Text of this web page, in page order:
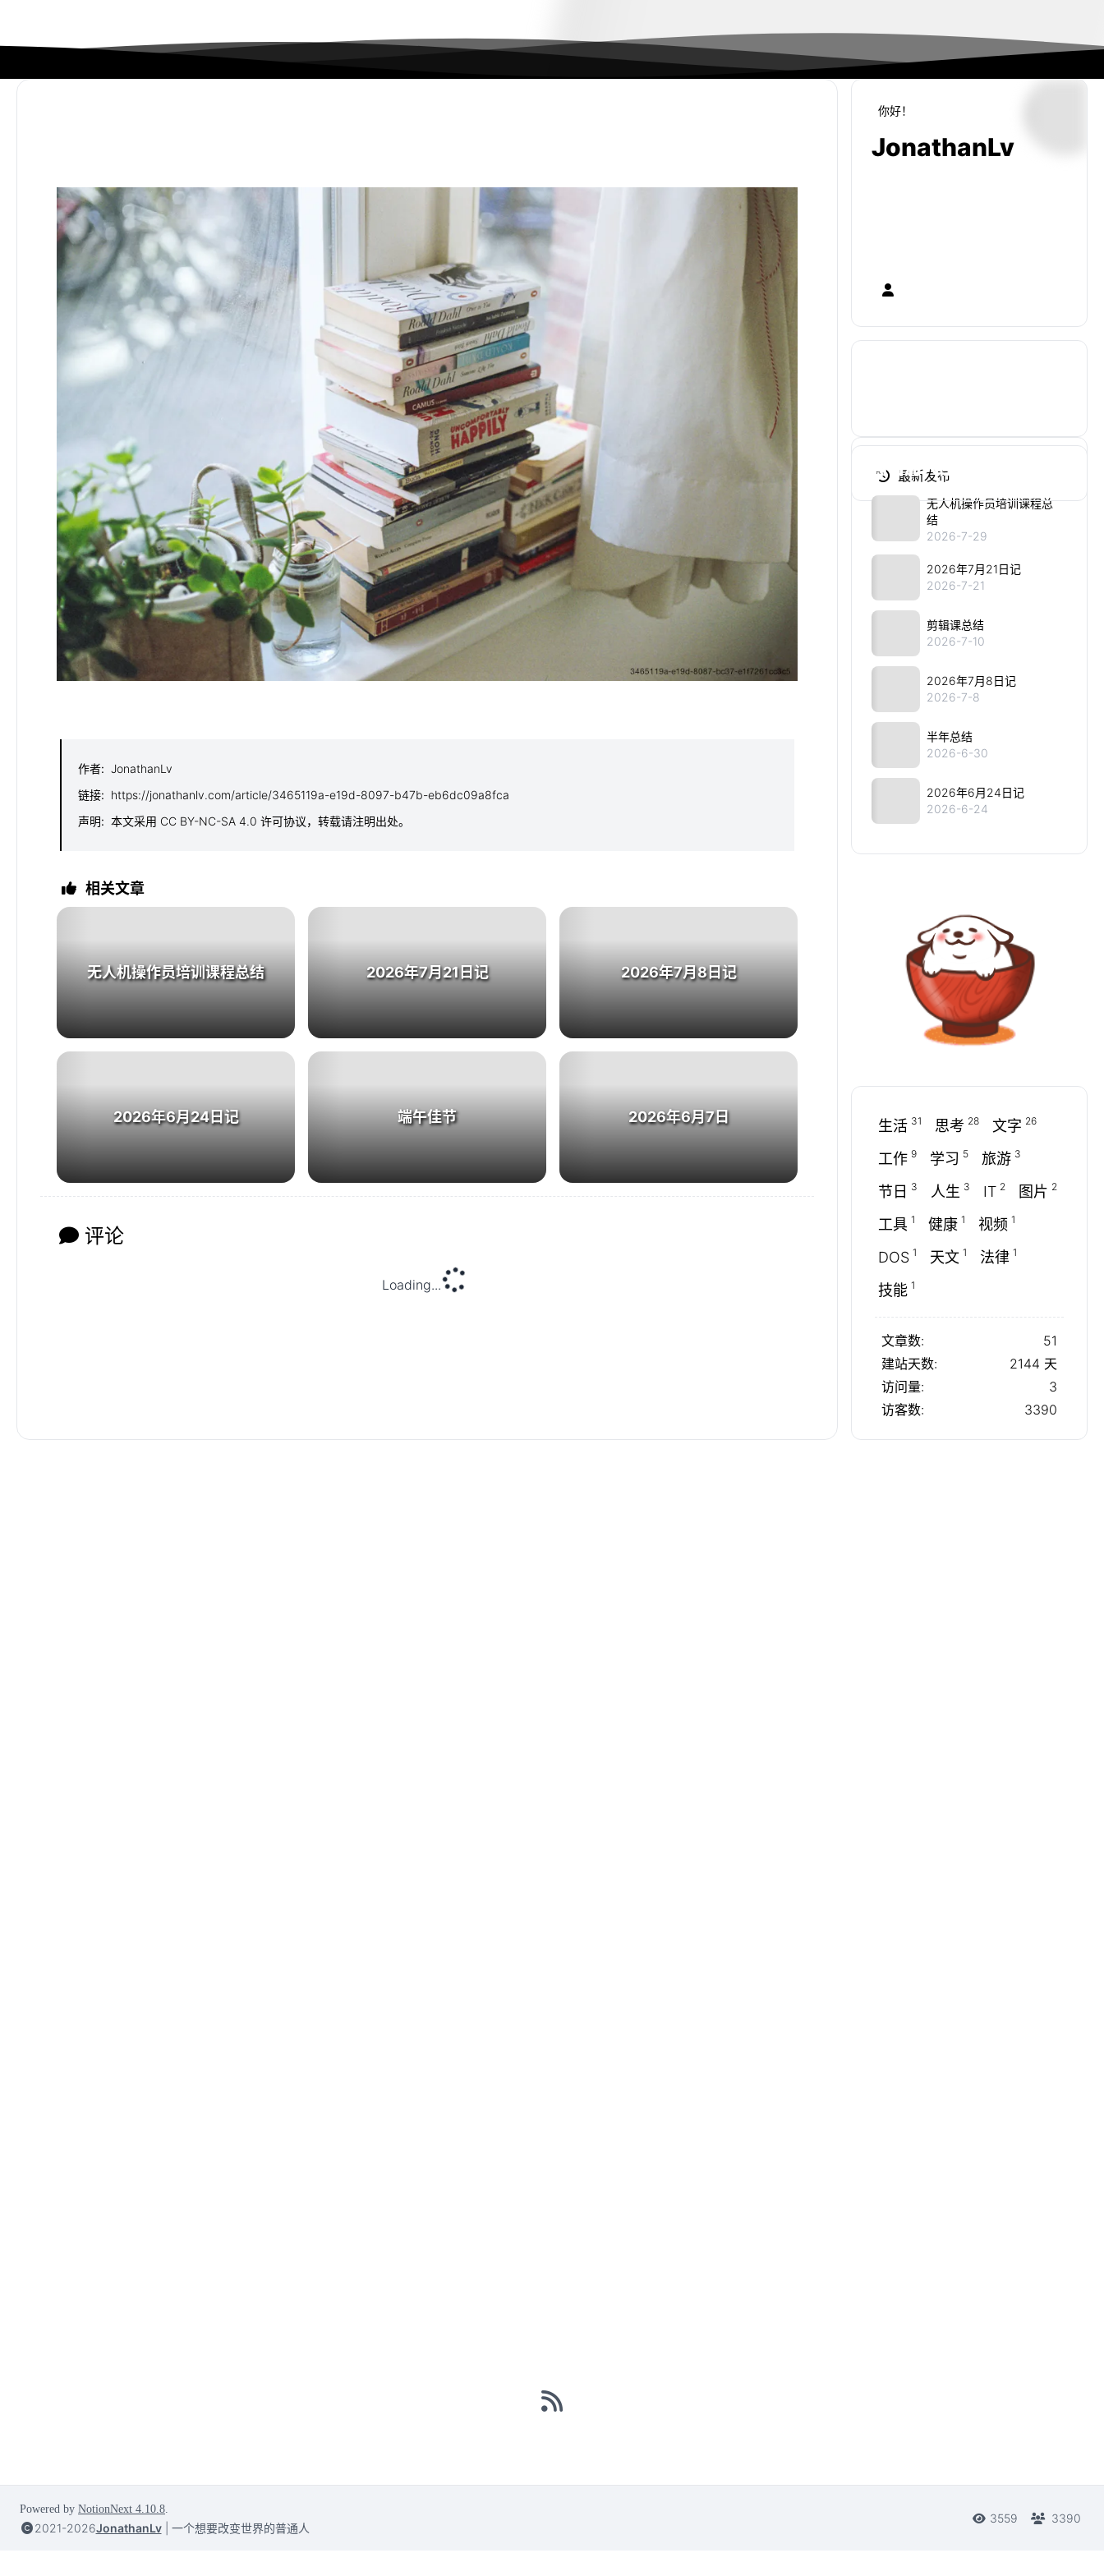
作者: JonathanLv
链接: https://jonathanlv.com/article/3465119a-e19d-8097-b47b-eb6dc09a8fca
声明: 本文采用 CC BY-NC-SA 4.0 许可协议，转载请注明出处。
相关文章
无人机操作员培训课程总结 2026年7月21日记 2026年7月8日记
2026年6月24日记 端午佳节 2026年6月7日
评论
Loading...
你好！
JonathanLv
点击加入社群
最新发布
无人机操作员培训课程总
结
2026-7-29
2026年7月21日记
2026-7-21
剪辑课总结
2026-7-10
2026年7月8日记
2026-7-8
半年总结
2026-6-30
2026年6月24日记
2026-6-24
生活 31 思考 28 文字 26
工作 9 学习 5 旅游 3
节日 3 人生 3 IT 2 图片 2
工具 1 健康 1 视频 1
DOS 1 天文 1 法律 1
技能 1
文章数:
51
建站天数:
2144 天
访问量:
3
访客数:
3390
Powered by NotionNext 4.10.8
2021-2026JonathanLv 一个想要改变世界的普通人
3559 3390